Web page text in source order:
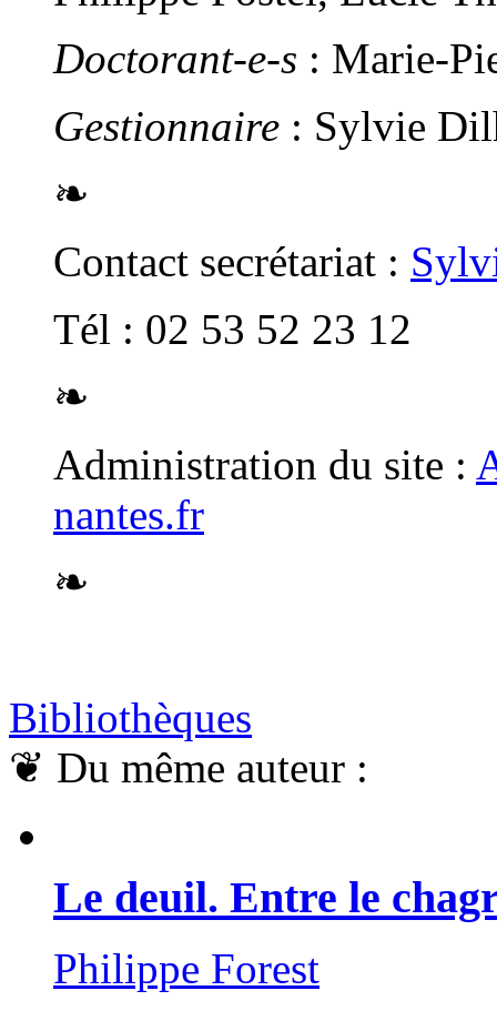
Doctorant-e-s : Marie-
Gestionnaire : Sylvie
❧
Contact secrétariat :
Tél : 02 53 52 23 12
❧
Administration du site :
nantes.fr
❧
Bibliothèques
❦ Du même auteur :
Le deuil. Entre le
Philippe Forest